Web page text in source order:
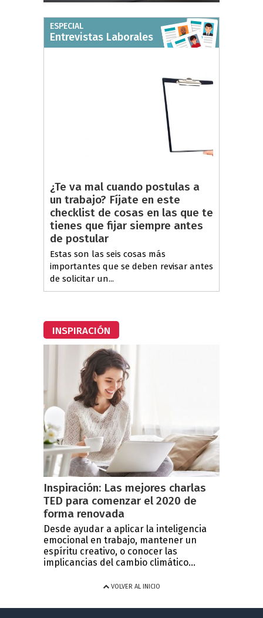
ESPECIAL
Entrevistas Laborales
¿Te va mal cuando postulas a
un trabajo? Fíjate en este
checklist de cosas en las que te
tienes que fijar siempre antes
de postular
Estas son las seis cosas más
importantes que se deben revisar antes
de solicitar un...
INSPIRACIÓN
Inspiración: Las mejores charlas
TED para comenzar el 2020 de
forma renovada
Desde ayudar a aplicar la inteligencia
emocional en trabajo, mantener un
espíritu creativo, o conocer las
implicancias del cambio climático...
VOLVER AL INICIO